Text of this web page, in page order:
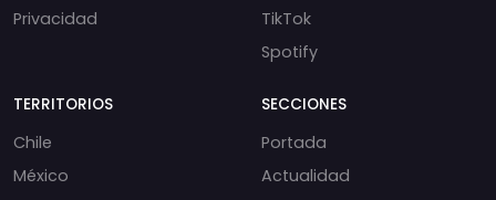
Privacidad
TikTok
Spotify
TERRITORIOS
Chile
México
SECCIONES
Portada
Actualidad